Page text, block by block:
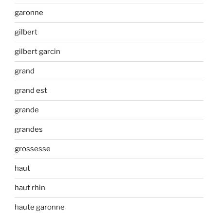
garonne
gilbert
gilbert garcin
grand
grand est
grande
grandes
grossesse
haut
haut rhin
haute garonne